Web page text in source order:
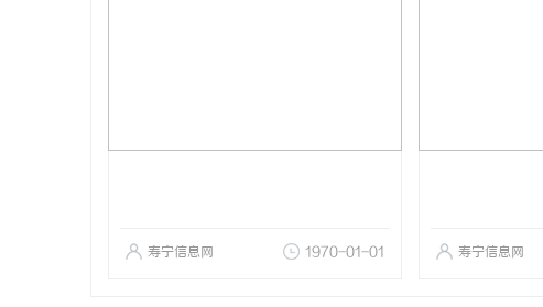
寿宁信息网 1970-01-01 寿宁信息网